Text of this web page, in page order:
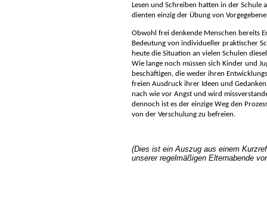
Lesen und Schreiben hatten in der Schule
dienten einzig der Übung von
Obwohl frei denkende Menschen bereits
Bedeutung von individueller praktischer
heute die Situation an vielen Schulen
Wie lange noch müssen sich Kinder und
beschäftigen, die weder ihren
freien Ausdruck ihrer Ideen und Gedanken
nach wie vor Angst und wird
dennoch ist es der einzige Weg den
von der Verschulung zu befreien.
(Dies ist ein Auszug aus einem
unserer regelmäßigen Elternabende